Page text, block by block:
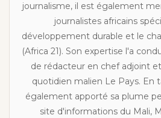
journalisme, il est également
journalistes africains
développement durable et le
(Africa 21). Son expertise l'a
de rédacteur en chef adjoint
quotidien malien Le Pays. En
également apporté sa plume
site d'informations du Mali,